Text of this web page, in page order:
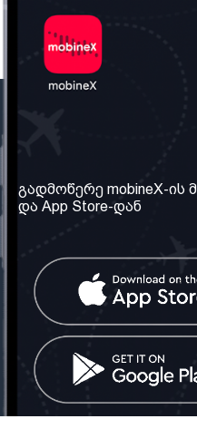
ჩვენ შესახებ
ჩვენი სერვისები
კონტაქტი
საქართველო: თბილისი
ტელ: 032 2 04 00 50
ელ. ფოსტა:
info@mobinex.ge
გადმოწერე mobineX-ის
და App Store-დან